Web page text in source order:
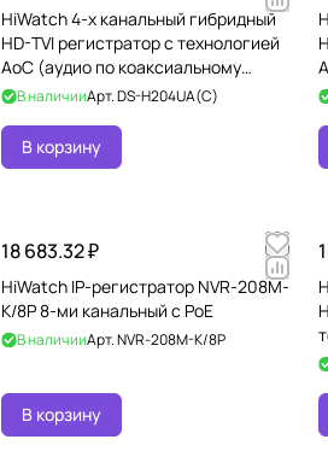
HiWatch 4-х канальный гибридный
HD-TVI регистратор c технологией
AoC (аудио по коаксиальному
кабелю) для аналоговых, HD
В наличииАрт.DS-H204UA(С)
В корзину
18 683.32 ₽
HiWatch IP-регистратор NVR-208M-
K/8P 8-ми канальный с PoE
В наличииАрт.NVR-208M-K/8P
В корзину